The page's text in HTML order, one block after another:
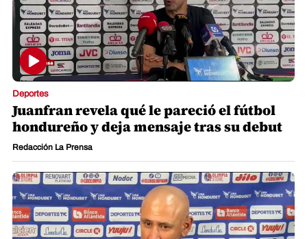
Deportes
Juanfran revela qué le pareció el fútbol
hondureño y deja mensaje tras su debut
Redacción La Prensa